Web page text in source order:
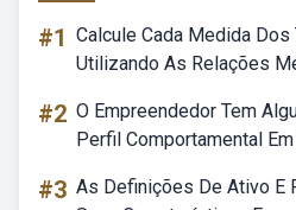
#1 Calcule Cada Medida
Utilizando As Relações
#2 O Empreendedor Tem
Perfil Comportamental
#3 As Definições De Ativo E